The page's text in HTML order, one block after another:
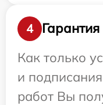
4
Гарантия
Как только
и
работ Вы